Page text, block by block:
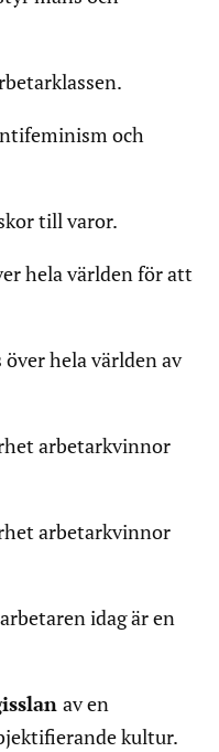
och
till varor.
hela världen för att
hela världen av
arbetarkvinnor
arbetarkvinnor
idag är en
av en
kultur.